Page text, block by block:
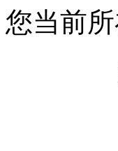
您当前